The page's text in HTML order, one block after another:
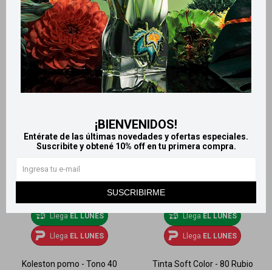
¡BIENVENIDOS!
Entérate de las últimas novedades y ofertas especiales.
Suscribite y obtené 10% off en tu primera compra.
SUSCRIBIRME
Productos que te pueden interesar
LlegaEL LUNES
Llega EL LUNES
Koleston pomo - Tono 40
LlegaEL LUNES
Llega EL LUNES
Tinta Soft Color - 80 Rubio